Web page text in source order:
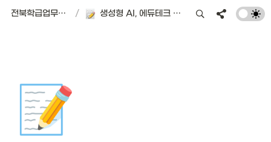
전북학급업무경감 플랫폼 | 서식편의점 / 생성형 AI, 에듀테크 프로그램 사용 동의서
📝